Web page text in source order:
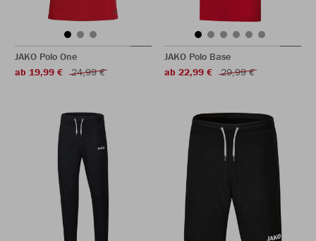
JAKO Polo One
ab 19,99 €
24,99 €
JAKO Polo Base
ab 22,99 €
29,99 €